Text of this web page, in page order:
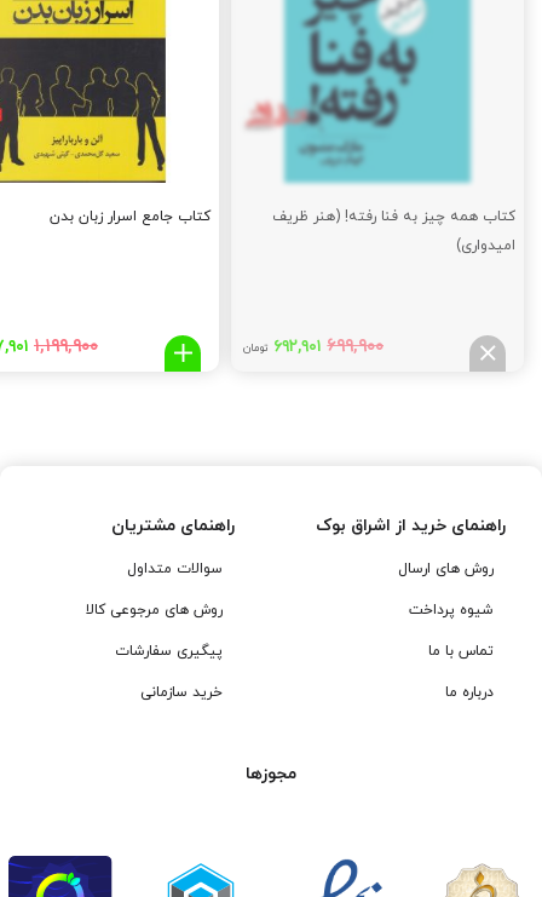
کتاب همه چیز به فنا رفته! (هنر ظریف
امیدواری)
۶۹۹,۹۰۰ قیمت
۶۹۲,۹۰۱ تومانقیمت
کتاب جامع اسرار زبان بدن
۱,۱۹۹,۹۰۰
راهنمای خرید از اشراق بوک
روش های ارسال
شیوه پرداخت
تماس با ما
درباره ما
راهنمای مشتریان
سوالات متداول
روش های مرجوعی کالا
پیگیری سفارشات
خرید سازمانی
مجوزها